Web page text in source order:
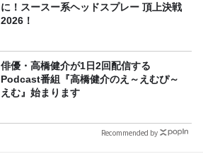
に！スースー系ヘッドスプレー 頂上決戦
2026！
俳優・高橋健介が1日2回配信する
Podcast番組『高橋健介のえ～えむぴ～
えむ』始まります
Recommended by